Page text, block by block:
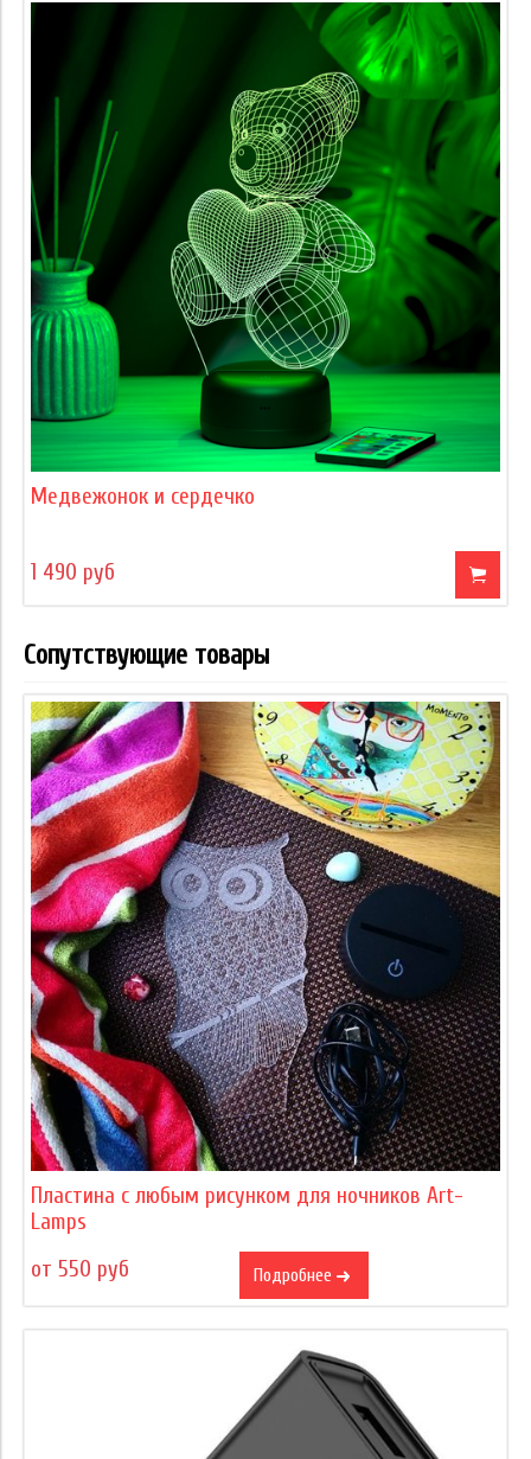
Медвежонок и сердечко
1 490 руб
Сопутствующие товары
Пластина с любым рисунком для ночников Art-
Lamps
от 550 руб
Подробнее